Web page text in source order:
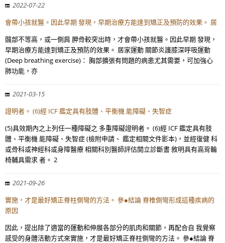
2022-07-22
會帶小孩就醫。因此早期 發現，早期治療方能達到矯正及預防的效果。 居
髖部不等高，或一側肩 胛骨較突出時，才會帶小孩就醫。因此早期 發現，
早期治療方能達到矯正及預防的效果。 居家運動 關節炎護膝深呼吸運動
(Deep breathing exercise)： 胸部擴張有問題的病患尤其需要，可加強心
肺功能，亦
2021-03-15
證明者。 (6)經 ICF 鑑定具有肢體、平衡機 能障礙、失智症
(5)具效期內之上列任一種障礙之 多重障礙證明者。 (6)經 ICF 鑑定具有肢
體、平衡機 能障礙、失智症 (檢附申請、 鑑定相關文件影本)，並經復健 科
或骨科或神經科或身障醫療 相關科別醫師評估開立診斷書 敘明具有高背輪
椅輔具需求 者。 2
2021-09-26
實施，才是最好矯正脊柱側彎的方法。 參●結論 脊椎側彎形成這種疾病的
原因
因此，提出除了適當的運動和伸展各部分的肌肉和關節，再配合自 我覺察
感受的身體活動方式來實施，才是最好矯正脊柱側彎的方法。 參●結論 脊